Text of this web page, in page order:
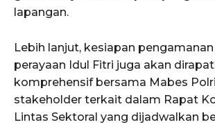
lapangan.
Lebih lanjut, kesiapan
perayaan Idul Fitri juga akan
komprehensif bersama Mabes
stakeholder terkait dalam Rapat
Lintas Sektoral yang dijadwalkan